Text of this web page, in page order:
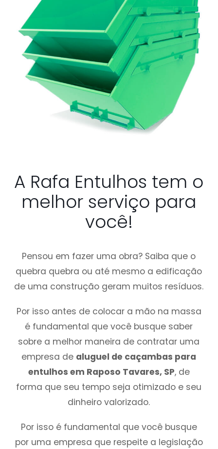
A Rafa Entulhos tem o
melhor serviço para
você!
Pensou em fazer uma obra? Saiba que o
quebra quebra ou até mesmo a edificação
de uma construção geram muitos resíduos.
Por isso antes de colocar a mão na massa
é fundamental que você busque saber
sobre a melhor maneira de contratar uma
empresa de aluguel de caçambas para
entulhos em Raposo Tavares, SP, de
forma que seu tempo seja otimizado e seu
dinheiro valorizado.
Por isso é fundamental que você busque
por uma empresa que respeite a legislação